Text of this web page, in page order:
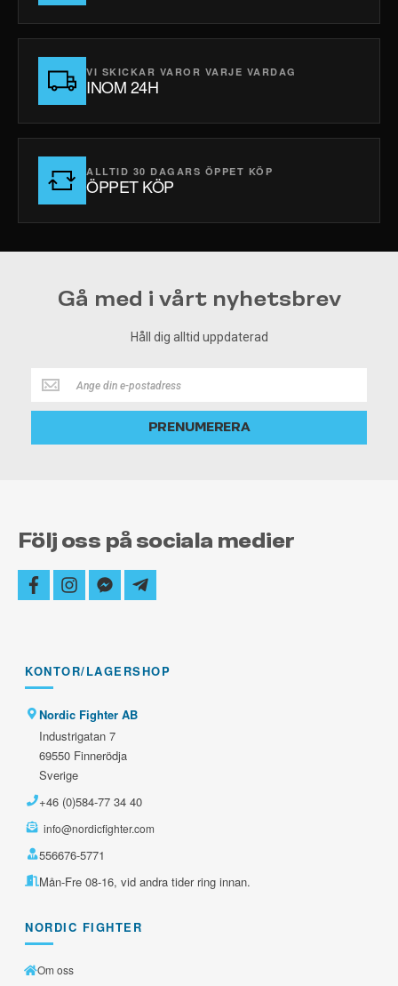
VI SKICKAR VAROR VARJE VARDAG
INOM 24H
ALLTID 30 DAGARS ÖPPET KÖP
ÖPPET KÖP
Gå med i vårt nyhetsbrev
Håll dig alltid uppdaterad
Håll
dig
alltid
PRENUMERERA
Följ oss på sociala medier
facebookinstagram
facebook-
messenger
telegram-
plane
KONTOR/LAGERSHOP
Nordic Fighter AB
Industrigatan 7
69550 Finnerödja
Sverige
+46 (0)584-77 34 40
info@nordicfighter.com
556676-5771
Mån-Fre 08-16, vid andra tider ring innan.
NORDIC FIGHTER
Om oss